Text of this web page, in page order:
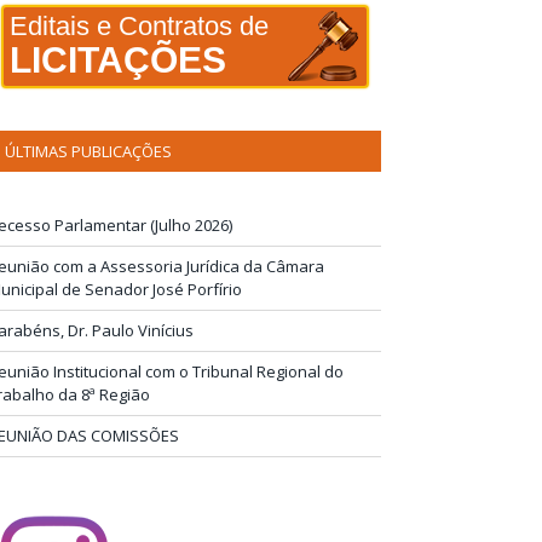
Editais e Contratos de
LICITAÇÕES
ÚLTIMAS PUBLICAÇÕES
Parlamentar (Julho 2026)
com a Assessoria Jurídica da Câmara
de Senador José Porfírio
Dr. Paulo Vinícius
Institucional com o Tribunal Regional do
da 8ª Região
DAS COMISSÕES